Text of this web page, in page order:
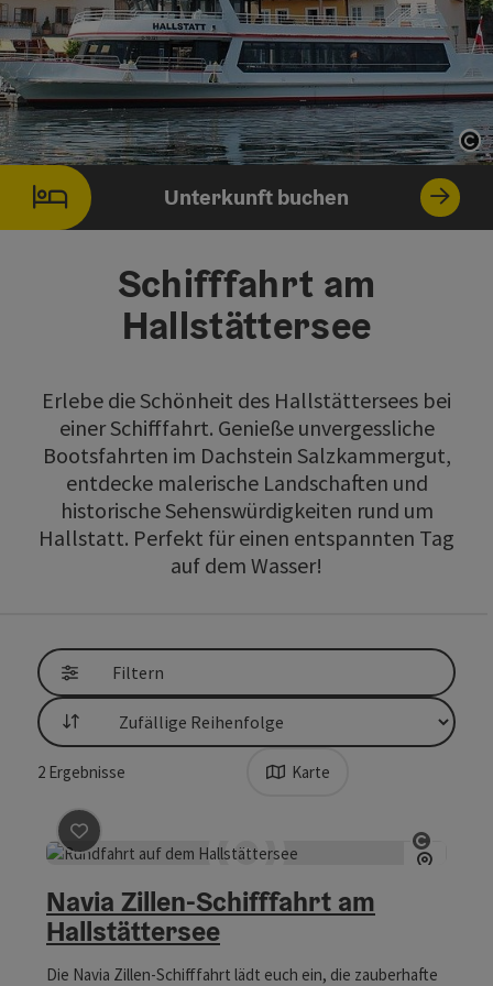
Unterkunft buchen
Schifffahrt am
Hallstättersee
Erlebe die Schönheit des Hallstättersees bei
einer Schifffahrt. Genieße unvergessliche
Bootsfahrten im Dachstein Salzkammergut,
entdecke malerische Landschaften und
historische Sehenswürdigkeiten rund um
Hallstatt. Perfekt für einen entspannten Tag
auf dem Wasser!
Filtern
Sortierung
2 Ergebnisse Karte
Beitrag merken : Navia Zillen-Schifffahrt am
Navia Zillen-Schifffahrt am
Hallstättersee
Die Navia Zillen-Schifffahrt lädt euch ein, die zauberhafte